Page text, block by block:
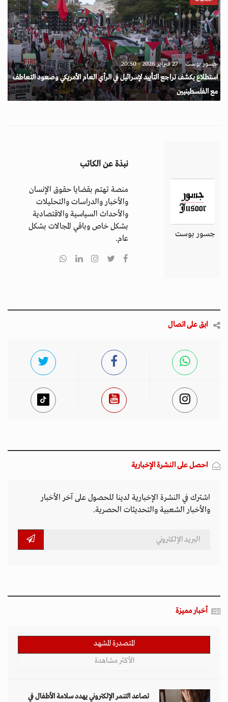
جسور بوست 27 فبراير 2026 - 20:50
استطلاع يكشف تراجع التأييد لإسرائيل في الرأي العام الأمريكي وصعود التعاطف
مع الفلسطينيين
جسور بوست
نبذة عن الكاتب
منصة تهتم بقضايا حقوق الإنسان
والأخبار والدراسات والتحليلات
والأحداث السياسية والاقتصادية
بشكل خاص وباقي المجالات بشكل
عام.
ابق على اتصال
احصل على النشرة الإخبارية
اشترك في النشرة الإخبارية لدينا للحصول على آخر الأخبار
والأخبار الشعبية والتحديثات الحصرية.
أخبار مميزة
المتصدرة المشهد
الأكثر مشاهدة
تصاعد التنمر الإلكتروني يهدد سلامة الأطفال في